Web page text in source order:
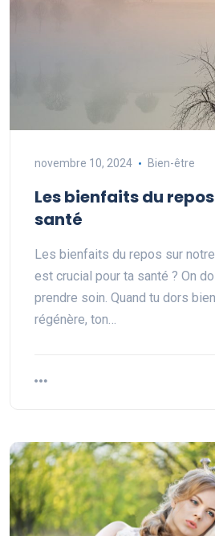
novembre 10, 2024 Bien-être
Les bienfaits du
santé
Les bienfaits du repos sur
est crucial pour ta santé ? On
prendre soin. Quand tu dors
régénère, ton…